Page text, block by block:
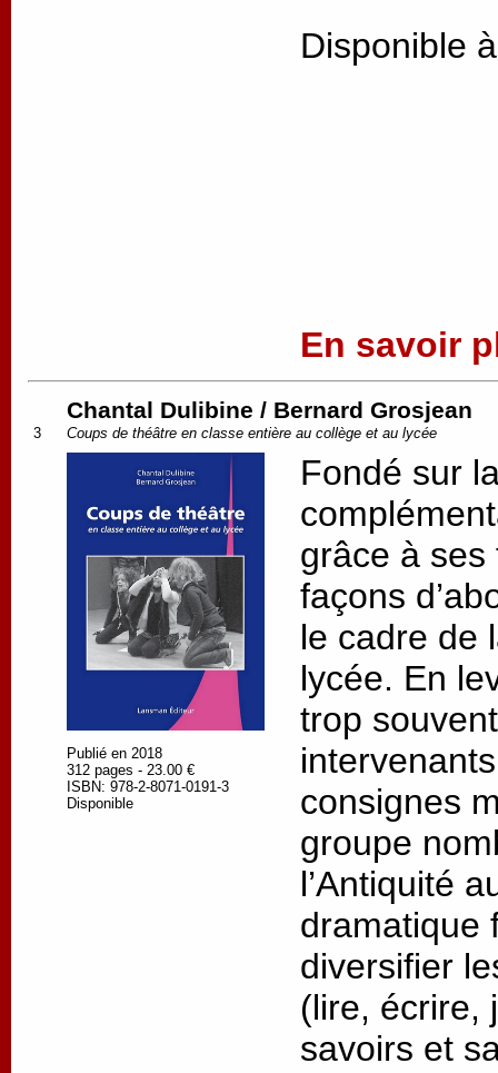
Disponible
En savoir
3
Chantal Dulibine / Bernard Grosjean
Coups de théâtre en classe entière au collège et au lycée
Publié en 2018
312 pages - 23.00 €
ISBN: 978-2-8071-0191-3
Disponible
Fondé sur
grâce à ses
façons
le cadre de
lycée. En
trop
consignes
groupe
l’Antiquité
dramatique
diversifier
(lire, écrire,
savoirs et